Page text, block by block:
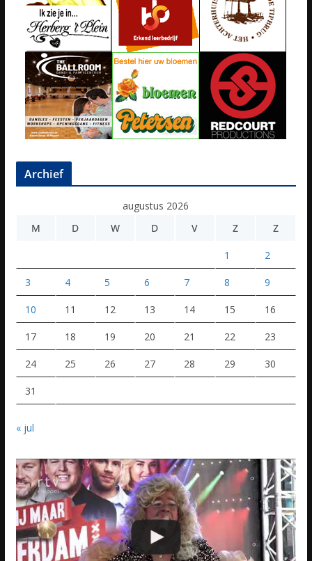
Archief
augustus 2026
M
D W D V Z Z
1 2
3 4 5 6 7 8 9
10 11 12 13 14 15 16
17 18 19 20 21 22 23
24 25 26 27 28 29 30
31
« jul